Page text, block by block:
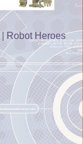
Robot Heroes